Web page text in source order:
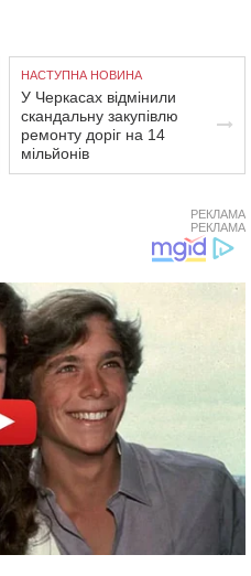
НАСТУПНА НОВИНА
У Черкасах відмінили
скандальну закупівлю
ремонту доріг на 14
мільйонів
РЕКЛАМА
РЕКЛАМА